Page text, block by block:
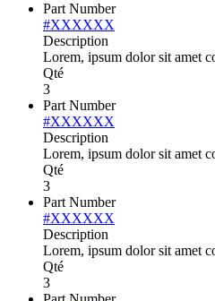
Part Number
#XXXXXX
Description
Lorem, ipsum dolor sit amet
Qté
3
Part Number
#XXXXXX
Description
Lorem, ipsum dolor sit amet
Qté
3
Part Number
#XXXXXX
Description
Lorem, ipsum dolor sit amet
Qté
3